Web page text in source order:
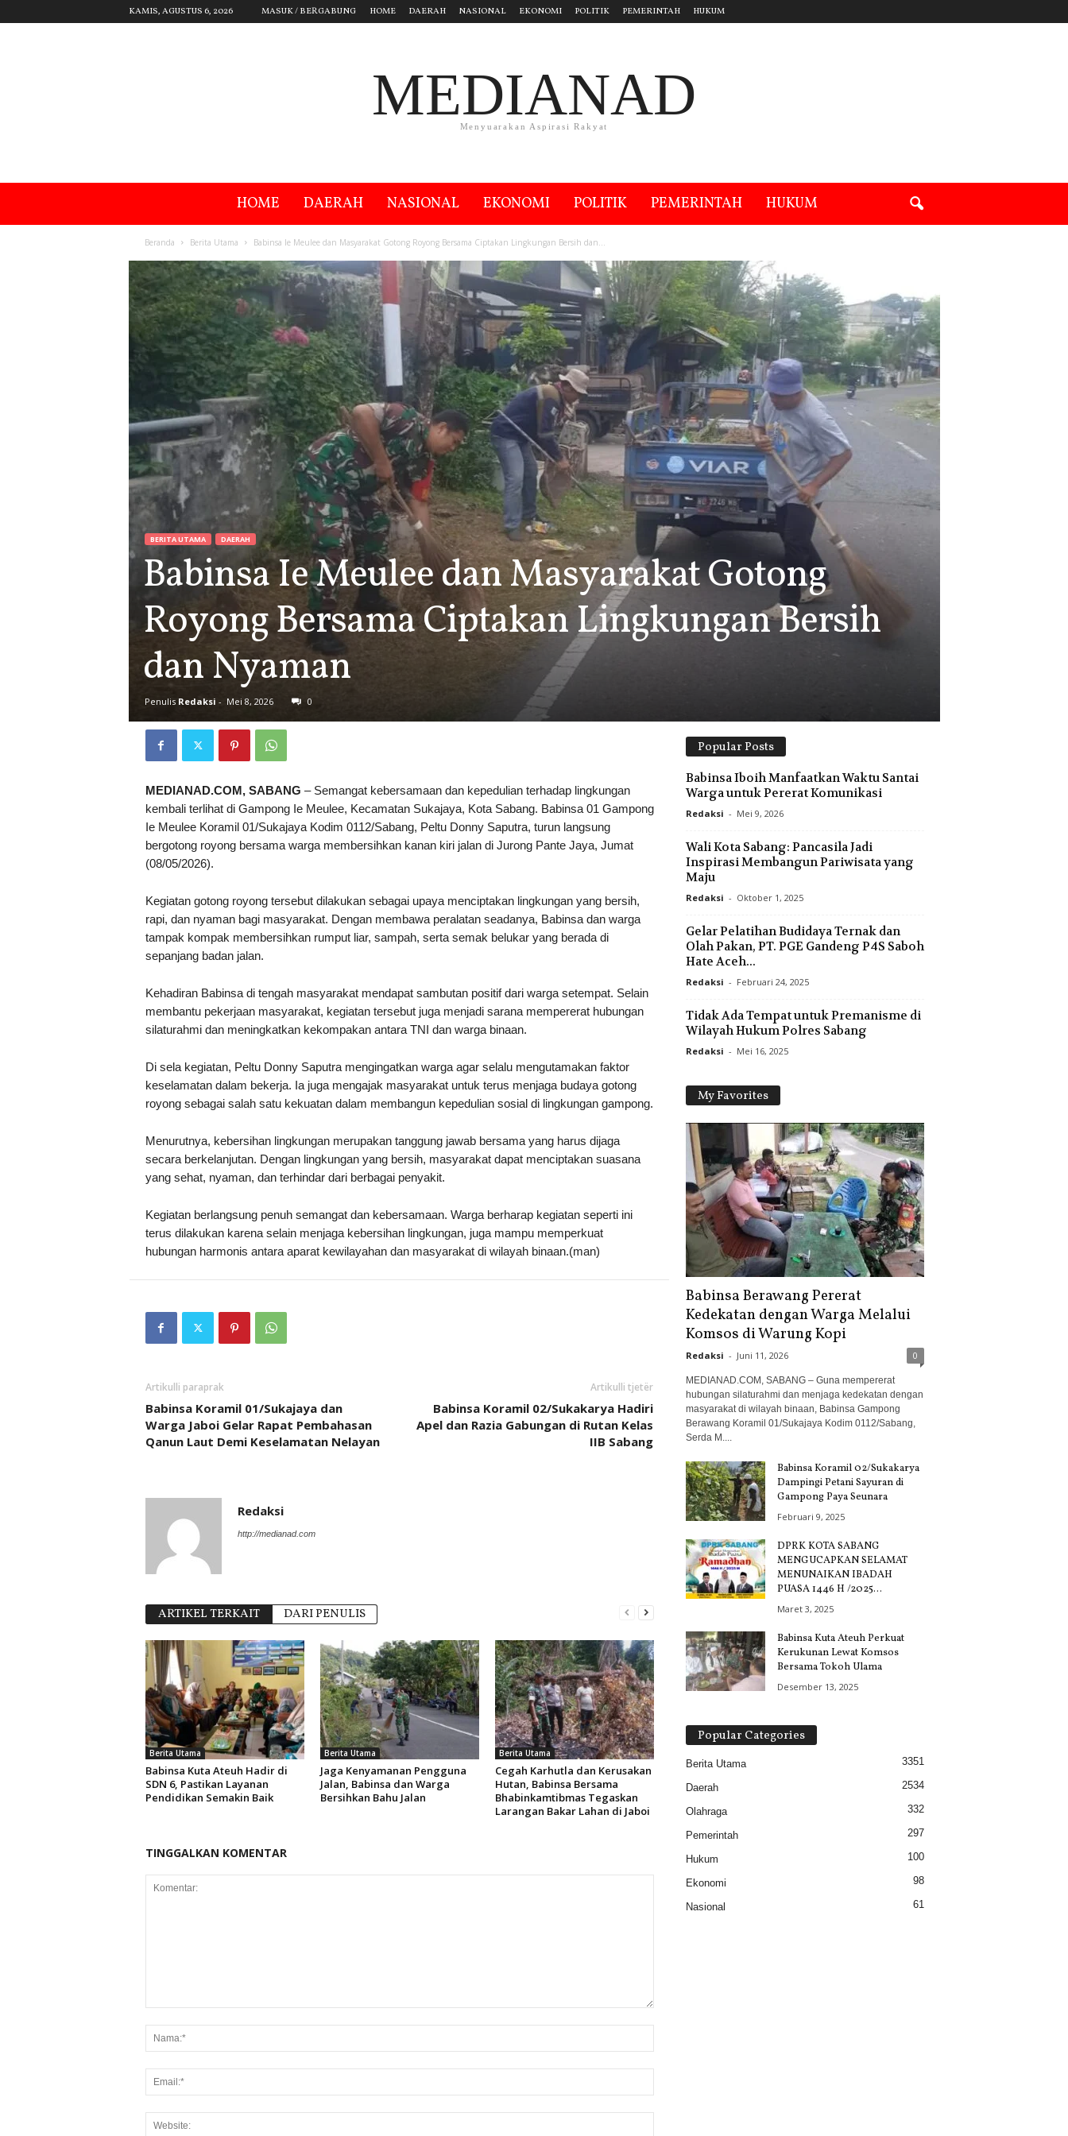
KAMIS, AGUSTUS 6, 2026 MASUK / BERGABUNG HOME DAERAH NASIONAL EKONOMI POLITIK PEMERINTAH HUKUM
MEDIANAD
Menyuarakan Aspirasi Rakyat
HOME DAERAH NASIONAL EKONOMI POLITIK PEMERINTAH HUKUM
Beranda Berita Utama Babinsa Ie Meulee dan Masyarakat Gotong Royong Bersama Ciptakan Lingkungan Bersih dan...
BERITA UTAMA DAERAH
Babinsa Ie Meulee dan Masyarakat Gotong
Royong Bersama Ciptakan Lingkungan Bersih
dan Nyaman
Penulis Redaksi - Mei 8, 2026 0
MEDIANAD.COM, SABANG – Semangat kebersamaan dan kepedulian terhadap lingkungan
kembali terlihat di Gampong Ie Meulee, Kecamatan Sukajaya, Kota Sabang. Babinsa 01 Gampong
Ie Meulee Koramil 01/Sukajaya Kodim 0112/Sabang, Peltu Donny Saputra, turun langsung
bergotong royong bersama warga membersihkan kanan kiri jalan di Jurong Pante Jaya, Jumat
(08/05/2026).
Kegiatan gotong royong tersebut dilakukan sebagai upaya menciptakan lingkungan yang bersih,
rapi, dan nyaman bagi masyarakat. Dengan membawa peralatan seadanya, Babinsa dan warga
tampak kompak membersihkan rumput liar, sampah, serta semak belukar yang berada di
sepanjang badan jalan.
Kehadiran Babinsa di tengah masyarakat mendapat sambutan positif dari warga setempat. Selain
membantu pekerjaan masyarakat, kegiatan tersebut juga menjadi sarana mempererat hubungan
silaturahmi dan meningkatkan kekompakan antara TNI dan warga binaan.
Di sela kegiatan, Peltu Donny Saputra mengingatkan warga agar selalu mengutamakan faktor
keselamatan dalam bekerja. Ia juga mengajak masyarakat untuk terus menjaga budaya gotong
royong sebagai salah satu kekuatan dalam membangun kepedulian sosial di lingkungan gampong.
Menurutnya, kebersihan lingkungan merupakan tanggung jawab bersama yang harus dijaga
secara berkelanjutan. Dengan lingkungan yang bersih, masyarakat dapat menciptakan suasana
yang sehat, nyaman, dan terhindar dari berbagai penyakit.
Kegiatan berlangsung penuh semangat dan kebersamaan. Warga berharap kegiatan seperti ini
terus dilakukan karena selain menjaga kebersihan lingkungan, juga mampu memperkuat
hubungan harmonis antara aparat kewilayahan dan masyarakat di wilayah binaan.(man)
Artikulli paraprak
Babinsa Koramil 01/Sukajaya dan
Warga Jaboi Gelar Rapat Pembahasan
Qanun Laut Demi Keselamatan Nelayan
Artikulli tjetër
Babinsa Koramil 02/Sukakarya Hadiri
Apel dan Razia Gabungan di Rutan Kelas
IIB Sabang
Redaksi
http://medianad.com
ARTIKEL TERKAIT DARI PENULIS
Berita Utama
Babinsa Kuta Ateuh Hadir di
SDN 6, Pastikan Layanan
Pendidikan Semakin Baik
Berita Utama
Jaga Kenyamanan Pengguna
Jalan, Babinsa dan Warga
Bersihkan Bahu Jalan
Berita Utama
Cegah Karhutla dan Kerusakan
Hutan, Babinsa Bersama
Bhabinkamtibmas Tegaskan
Larangan Bakar Lahan di Jaboi
TINGGALKAN KOMENTAR
Popular Posts
Babinsa Iboih Manfaatkan Waktu Santai
Warga untuk Pererat Komunikasi
Redaksi - Mei 9, 2026
Wali Kota Sabang: Pancasila Jadi
Inspirasi Membangun Pariwisata yang
Maju
Redaksi - Oktober 1, 2025
Gelar Pelatihan Budidaya Ternak dan
Olah Pakan, PT. PGE Gandeng P4S Saboh
Hate Aceh...
Redaksi - Februari 24, 2025
Tidak Ada Tempat untuk Premanisme di
Wilayah Hukum Polres Sabang
Redaksi - Mei 16, 2025
My Favorites
Babinsa Berawang Pererat
Kedekatan dengan Warga Melalui
Komsos di Warung Kopi
Redaksi - Juni 11, 2026 0
MEDIANAD.COM, SABANG – Guna mempererat
hubungan silaturahmi dan menjaga kedekatan dengan
masyarakat di wilayah binaan, Babinsa Gampong
Berawang Koramil 01/Sukajaya Kodim 0112/Sabang,
Serda M....
Babinsa Koramil 02/Sukakarya
Dampingi Petani Sayuran di
Gampong Paya Seunara
Februari 9, 2025
DPRK KOTA SABANG
MENGUCAPKAN SELAMAT
MENUNAIKAN IBADAH
PUASA 1446 H /2025...
Maret 3, 2025
Babinsa Kuta Ateuh Perkuat
Kerukunan Lewat Komsos
Bersama Tokoh Ulama
Desember 13, 2025
Popular Categories
Berita Utama 3351
Daerah 2534
Olahraga 332
Pemerintah 297
Hukum 100
Ekonomi 98
Nasional 61